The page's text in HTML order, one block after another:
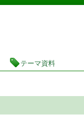
約システム
テーマ資料